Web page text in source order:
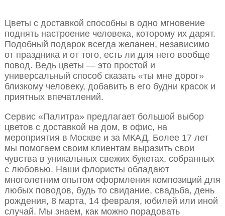
Цветы с доставкой способны в одно мгновение
поднять настроение человека, которому их дарят.
Подобный подарок всегда желанен, независимо
от праздника и от того, есть ли для него вообще
повод. Ведь цветы — это простой и
универсальный способ сказать «ты мне дорог»
близкому человеку, добавить в его будни красок и
приятных впечатлений.
Сервис «Палитра» предлагает большой выбор
цветов с доставкой на дом, в офис, на
мероприятия в Москве и за МКАД. Более 17 лет
мы помогаем своим клиентам выразить свои
чувства в уникальных свежих букетах, собранных
с любовью. Наши флористы обладают
многолетним опытом оформления композиций для
любых поводов, будь то свидание, свадьба, день
рождения, 8 марта, 14 февраля, юбилей или иной
случай. Мы знаем, как можно порадовать